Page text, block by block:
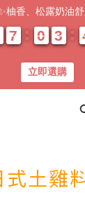
式土雞
柚香、松露奶油
7
7
7
7 0
0
0
0 3
3
3
3
立即選購